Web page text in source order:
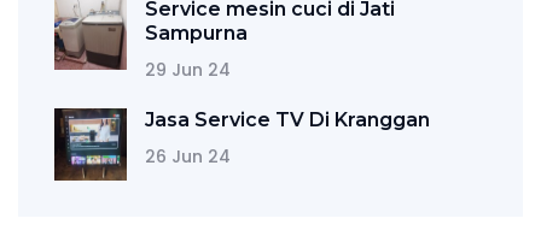
Service mesin cuci di Jati
Sampurna
29 Jun 24
Jasa Service TV Di Kranggan
26 Jun 24